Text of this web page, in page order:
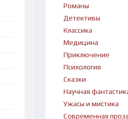
Романы
Детективы
Классика
Медицина
Приключение
Психология
Сказки
Научная
Ужасы и мистика
Современная проза